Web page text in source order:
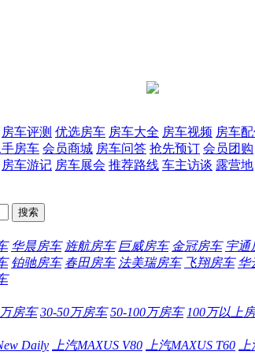
房车评测 优选房车 房车大全 房车视频 房车
手房车 会员商城 房车问答 抢先预订 会员团购
房车游记 房车展会 推荐路线 车主访谈 露营地
华晨房车 旌航房车 巨威房车 金冠房车 宇通
铂驰房车 春田房车 法美瑞房车 飞翔房车 华
房车 30-50万房车 50-100万房车 100万以上
Daily 上汽MAXUS V80 上汽MAXUS T60